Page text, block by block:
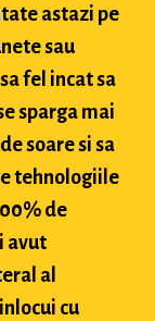
astazi pe
sau
fel incat sa
sparga mai
soare si sa
tehnologiile
de
avut
al
cu